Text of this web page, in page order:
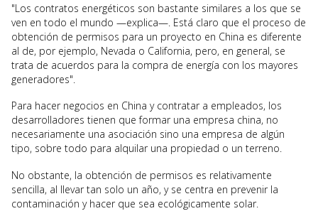
"Los contratos energéticos son bastante similares a los que se
ven en todo el mundo —explica—. Está claro que el proceso de
obtención de permisos para un proyecto en China es diferente
al de, por ejemplo, Nevada o California, pero, en general, se
trata de acuerdos para la compra de energía con los mayores
generadores".
Para hacer negocios en China y contratar a empleados, los
desarrolladores tienen que formar una empresa china, no
necesariamente una asociación sino una empresa de algún
tipo, sobre todo para alquilar una propiedad o un terreno.
No obstante, la obtención de permisos es relativamente
sencilla, al llevar tan solo un año, y se centra en prevenir la
contaminación y hacer que sea ecológicamente solar.